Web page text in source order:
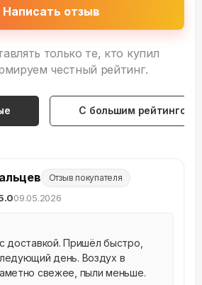
Написать отзыв
только те, кто купил
честный рейтинг.
С большим рейтингом
Отзыв покупателя
.009.05.2026
доставкой. Пришёл быстро,
день. Воздух в
свежее, пыли меньше.